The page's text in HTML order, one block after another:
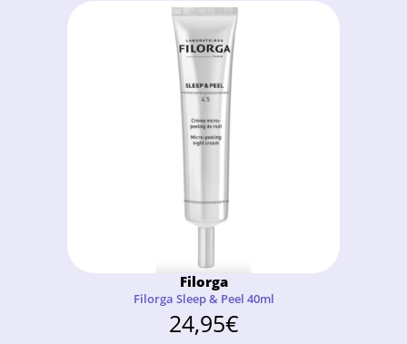
Filorga
Filorga Sleep & Peel 40ml
24,95€